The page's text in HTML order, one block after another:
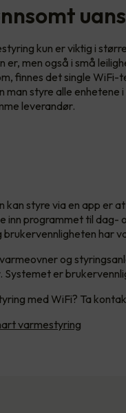
kun er viktig i
er, men også i små
finnes det single
styre alle enhetene
leverandør.
styre via en app er
programmet til dag-
har
og
er
med WiFi? Ta
varmestyring